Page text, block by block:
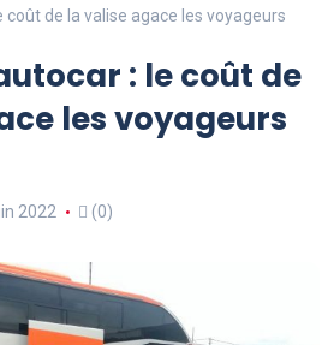
coût de la valise agace les voyageurs
: le coût de
les voyageurs
2022 (0)